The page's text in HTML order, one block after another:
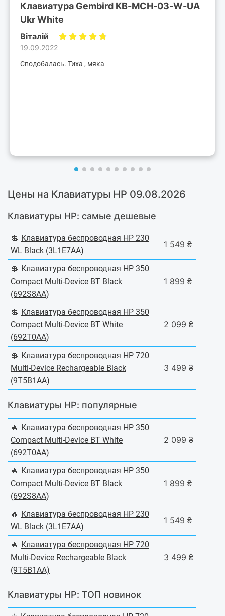
Клавиатура Gembird KB-MCH-03-W-UA
Ukr White
Віталій
19.09.2022
Сподобалась. Тиха , мяка
Цены на Клавиатуры HP 09.08.2026
Клавиатуры HP: самые дешевые
💲 Клавиатура беспроводная HP 230
WL Black (3L1E7AA)
1 549 ₴
💲 Клавиатура беспроводная HP 350
Compact Multi-Device BT Black
(692S8AA)
1 899 ₴
💲 Клавиатура беспроводная HP 350
Compact Multi-Device BT White
(692T0AA)
2 099 ₴
💲 Клавиатура беспроводная HP 720
Multi-Device Rechargeable Black
(9T5B1AA)
3 499 ₴
Клавиатуры HP: популярные
🔥 Клавиатура беспроводная HP 350
Compact Multi-Device BT White
(692T0AA)
2 099 ₴
🔥 Клавиатура беспроводная HP 350
Compact Multi-Device BT Black
(692S8AA)
1 899 ₴
🔥 Клавиатура беспроводная HP 230
WL Black (3L1E7AA)
1 549 ₴
🔥 Клавиатура беспроводная HP 720
Multi-Device Rechargeable Black
(9T5B1AA)
3 499 ₴
Клавиатуры HP: ТОП новинок